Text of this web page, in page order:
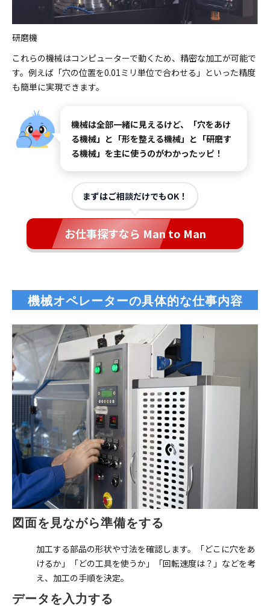
研磨機
これらの機械はコンピューターで動くため、精密な加工が可能で
す。例えば「穴の位置を0.01ミリ単位で合わせる」といった精度
も簡単に実現できます。
機械は全部一緒に見えるけど、「穴をあけ
る機械」と「形を整える機械」と「研磨す
る機械」を主に使うのがわかったッピ！
まずはご相談だけでもOK！
お仕事探すなら Man to Man
機械オペレーターの具体的な仕事内容
図面を見ながら準備をする
加工する部品の形状や寸法を確認します。「どこに穴をあ
けるか」「どの工具を使うか」「回転速度は？」などを考
え、加工の手順を決定。
データを入力する